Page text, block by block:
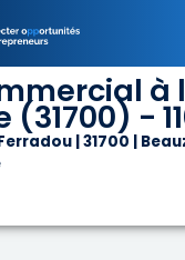
à
-
| 31700 |